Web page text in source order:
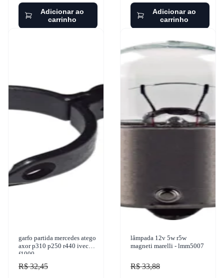
Adicionar ao
carrinho
Adicionar ao
carrinho
garfo partida mercedes atego
axor p310 p250 r440 ivec
f1000
R$ 32,45
lâmpada 12v 5w r5w
magneti marelli - lmm5007
R$ 33,88